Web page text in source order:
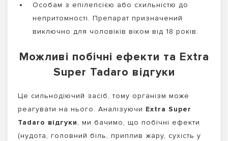
Особам з епілепсією або схильністю до
непритомності. Препарат призначений
виключно для чоловіків віком від 18 років.
Можливі побічні ефекти та Extra
Super Tadaro відгуки
Це сильнодіючий засіб, тому організм може
реагувати на нього. Аналізуючи Extra Super
Tadaro відгуки, ми бачимо, що побічні ефекти
(нудота, головний біль, приплив жару, сухість у